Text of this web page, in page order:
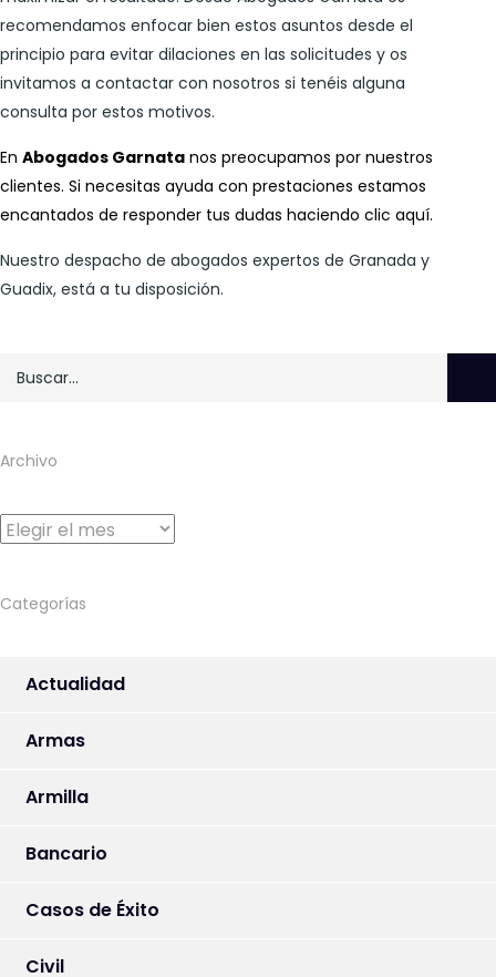
recomendamos enfocar bien estos asuntos desde el
principio para evitar dilaciones en las solicitudes y os
invitamos a contactar con nosotros si tenéis alguna
consulta por estos motivos.
En Abogados Garnata nos preocupamos por nuestros
clientes. Si necesitas ayuda con prestaciones estamos
encantados de responder tus dudas haciendo clic aquí.
Nuestro despacho de abogados expertos de Granada y
Guadix, está a tu disposición.
Archivo
Archivo
Categorías
Actualidad
Armas
Armilla
Bancario
Casos de Éxito
Civil